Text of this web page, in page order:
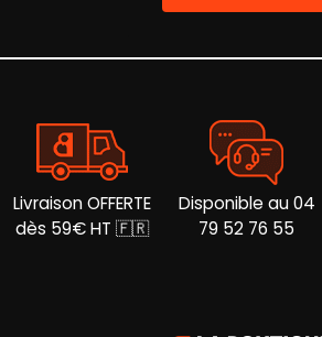
Livraison OFFERTE
dès 59€ HT 🇫🇷
Disponible au 04
79 52 76 55